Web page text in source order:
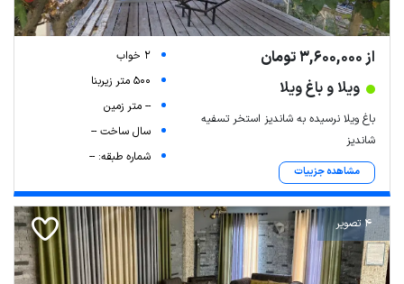
از 3,600,000 تومان
ویلا و باغ ویلا
باغ ویلا نرسیده به شاندیز استخر تسفیه
شاندیز
مشاهده جزییات
2 خواب
500 متر زیربنا
-- متر زمین
سال ساخت --
شماره طبقه: --
4 تصویر